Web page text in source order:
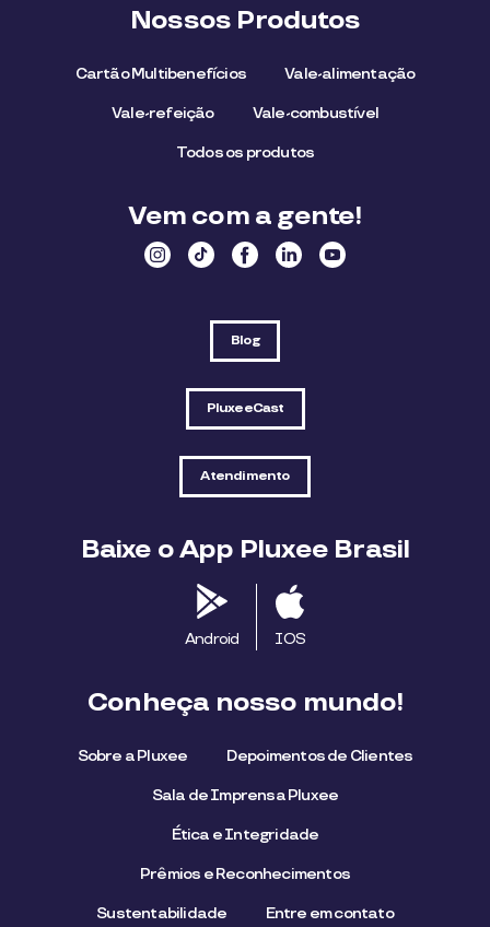
Nossos Produtos
Cartão Multibenefícios Vale-alimentação
Vale-refeição Vale-combustível
Todos os produtos
Vem com a gente!
Blog
PluxeeCast
Atendimento
Baixe o App Pluxee Brasil
Android IOS
Conheça nosso mundo!
Sobre a Pluxee Depoimentos de Clientes
Sala de Imprensa Pluxee
Ética e Integridade
Prêmios e Reconhecimentos
Sustentabilidade Entre em contato